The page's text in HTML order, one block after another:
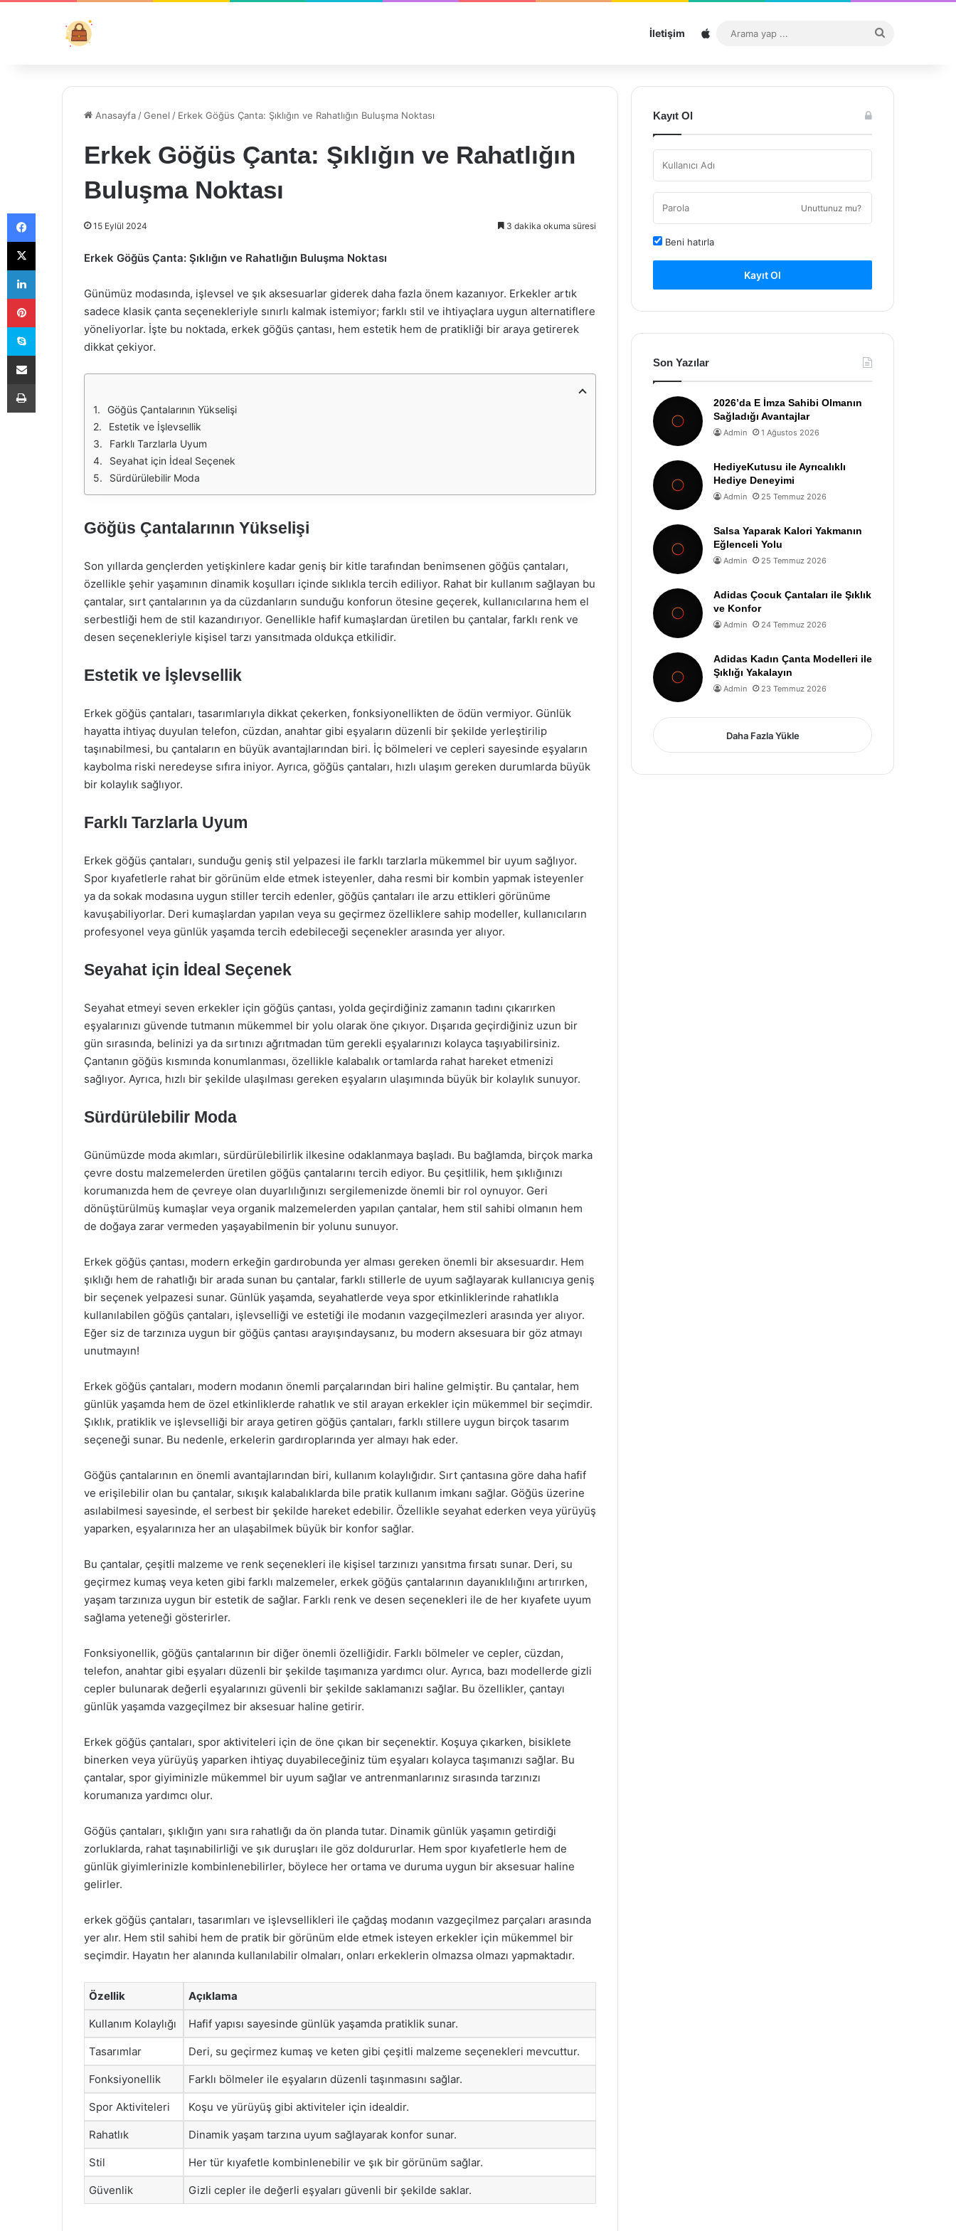
İletişim Sitemap
...
Anasayfa /Genel / Erkek Göğüs Çanta: Şıklığın ve Rahatlığın Buluşma Noktası
Erkek Göğüs Çanta: Şıklığın ve Rahatlığın
Buluşma Noktası
15 Eylül 2024 3 dakika okuma süresi
Erkek Göğüs Çanta: Şıklığın ve Rahatlığın Buluşma Noktası
Günümüz modasında, işlevsel ve şık aksesuarlar giderek daha fazla önem kazanıyor. Erkekler artık
sadece klasik çanta seçenekleriyle sınırlı kalmak istemiyor; farklı stil ve ihtiyaçlara uygun alternatiflere
yöneliyorlar. İşte bu noktada, erkek göğüs çantası, hem estetik hem de pratikliği bir araya getirerek
dikkat çekiyor.
Göğüs Çantalarının Yükselişi
Estetik ve İşlevsellik
Farklı Tarzlarla Uyum
Seyahat için İdeal Seçenek
Sürdürülebilir Moda
Göğüs Çantalarının Yükselişi
Son yıllarda gençlerden yetişkinlere kadar geniş bir kitle tarafından benimsenen göğüs çantaları,
özellikle şehir yaşamının dinamik koşulları içinde sıklıkla tercih ediliyor. Rahat bir kullanım sağlayan bu
çantalar, sırt çantalarının ya da cüzdanların sunduğu konforun ötesine geçerek, kullanıcılarına hem el
serbestliği hem de stil kazandırıyor. Genellikle hafif kumaşlardan üretilen bu çantalar, farklı renk ve
desen seçenekleriyle kişisel tarzı yansıtmada oldukça etkilidir.
Estetik ve İşlevsellik
Erkek göğüs çantaları, tasarımlarıyla dikkat çekerken, fonksiyonellikten de ödün vermiyor. Günlük
hayatta ihtiyaç duyulan telefon, cüzdan, anahtar gibi eşyaların düzenli bir şekilde yerleştirilip
taşınabilmesi, bu çantaların en büyük avantajlarından biri. İç bölmeleri ve cepleri sayesinde eşyaların
kaybolma riski neredeyse sıfıra iniyor. Ayrıca, göğüs çantaları, hızlı ulaşım gereken durumlarda büyük
bir kolaylık sağlıyor.
Farklı Tarzlarla Uyum
Erkek göğüs çantaları, sunduğu geniş stil yelpazesi ile farklı tarzlarla mükemmel bir uyum sağlıyor.
Spor kıyafetlerle rahat bir görünüm elde etmek isteyenler, daha resmi bir kombin yapmak isteyenler
ya da sokak modasına uygun stiller tercih edenler, göğüs çantaları ile arzu ettikleri görünüme
kavuşabiliyorlar. Deri kumaşlardan yapılan veya su geçirmez özelliklere sahip modeller, kullanıcıların
profesyonel veya günlük yaşamda tercih edebileceği seçenekler arasında yer alıyor.
Seyahat için İdeal Seçenek
Seyahat etmeyi seven erkekler için göğüs çantası, yolda geçirdiğiniz zamanın tadını çıkarırken
eşyalarınızı güvende tutmanın mükemmel bir yolu olarak öne çıkıyor. Dışarıda geçirdiğiniz uzun bir
gün sırasında, belinizi ya da sırtınızı ağrıtmadan tüm gerekli eşyalarınızı kolayca taşıyabilirsiniz.
Çantanın göğüs kısmında konumlanması, özellikle kalabalık ortamlarda rahat hareket etmenizi
sağlıyor. Ayrıca, hızlı bir şekilde ulaşılması gereken eşyaların ulaşımında büyük bir kolaylık sunuyor.
Sürdürülebilir Moda
Günümüzde moda akımları, sürdürülebilirlik ilkesine odaklanmaya başladı. Bu bağlamda, birçok marka
çevre dostu malzemelerden üretilen göğüs çantalarını tercih ediyor. Bu çeşitlilik, hem şıklığınızı
korumanızda hem de çevreye olan duyarlılığınızı sergilemenizde önemli bir rol oynuyor. Geri
dönüştürülmüş kumaşlar veya organik malzemelerden yapılan çantalar, hem stil sahibi olmanın hem
de doğaya zarar vermeden yaşayabilmenin bir yolunu sunuyor.
Erkek göğüs çantası, modern erkeğin gardırobunda yer alması gereken önemli bir aksesuardır. Hem
şıklığı hem de rahatlığı bir arada sunan bu çantalar, farklı stillerle de uyum sağlayarak kullanıcıya geniş
bir seçenek yelpazesi sunar. Günlük yaşamda, seyahatlerde veya spor etkinliklerinde rahatlıkla
kullanılabilen göğüs çantaları, işlevselliği ve estetiği ile modanın vazgeçilmezleri arasında yer alıyor.
Eğer siz de tarzınıza uygun bir göğüs çantası arayışındaysanız, bu modern aksesuara bir göz atmayı
unutmayın!
Erkek göğüs çantaları, modern modanın önemli parçalarından biri haline gelmiştir. Bu çantalar, hem
günlük yaşamda hem de özel etkinliklerde rahatlık ve stil arayan erkekler için mükemmel bir seçimdir.
Şıklık, pratiklik ve işlevselliği bir araya getiren göğüs çantaları, farklı stillere uygun birçok tasarım
seçeneği sunar. Bu nedenle, erkelerin gardıroplarında yer almayı hak eder.
Göğüs çantalarının en önemli avantajlarından biri, kullanım kolaylığıdır. Sırt çantasına göre daha hafif
ve erişilebilir olan bu çantalar, sıkışık kalabalıklarda bile pratik kullanım imkanı sağlar. Göğüs üzerine
asılabilmesi sayesinde, el serbest bir şekilde hareket edebilir. Özellikle seyahat ederken veya yürüyüş
yaparken, eşyalarınıza her an ulaşabilmek büyük bir konfor sağlar.
Bu çantalar, çeşitli malzeme ve renk seçenekleri ile kişisel tarzınızı yansıtma fırsatı sunar. Deri, su
geçirmez kumaş veya keten gibi farklı malzemeler, erkek göğüs çantalarının dayanıklılığını artırırken,
yaşam tarzınıza uygun bir estetik de sağlar. Farklı renk ve desen seçenekleri ile de her kıyafete uyum
sağlama yeteneği gösterirler.
Fonksiyonellik, göğüs çantalarının bir diğer önemli özelliğidir. Farklı bölmeler ve cepler, cüzdan,
telefon, anahtar gibi eşyaları düzenli bir şekilde taşımanıza yardımcı olur. Ayrıca, bazı modellerde gizli
cepler bulunarak değerli eşyalarınızı güvenli bir şekilde saklamanızı sağlar. Bu özellikler, çantayı
günlük yaşamda vazgeçilmez bir aksesuar haline getirir.
Erkek göğüs çantaları, spor aktiviteleri için de öne çıkan bir seçenektir. Koşuya çıkarken, bisiklete
binerken veya yürüyüş yaparken ihtiyaç duyabileceğiniz tüm eşyaları kolayca taşımanızı sağlar. Bu
çantalar, spor giyiminizle mükemmel bir uyum sağlar ve antrenmanlarınız sırasında tarzınızı
korumanıza yardımcı olur.
Göğüs çantaları, şıklığın yanı sıra rahatlığı da ön planda tutar. Dinamik günlük yaşamın getirdiği
zorluklarda, rahat taşınabilirliği ve şık duruşları ile göz doldururlar. Hem spor kıyafetlerle hem de
günlük giyimlerinizle kombinlenebilirler, böylece her ortama ve duruma uygun bir aksesuar haline
gelirler.
erkek göğüs çantaları, tasarımları ve işlevsellikleri ile çağdaş modanın vazgeçilmez parçaları arasında
yer alır. Hem stil sahibi hem de pratik bir görünüm elde etmek isteyen erkekler için mükemmel bir
seçimdir. Hayatın her alanında kullanılabilir olmaları, onları erkeklerin olmazsa olmazı yapmaktadır.
Özellik Açıklama
Kullanım Kolaylığı Hafif yapısı sayesinde günlük yaşamda pratiklik sunar.
Tasarımlar Deri, su geçirmez kumaş ve keten gibi çeşitli malzeme seçenekleri mevcuttur.
Fonksiyonellik Farklı bölmeler ile eşyaların düzenli taşınmasını sağlar.
Spor Aktiviteleri Koşu ve yürüyüş gibi aktiviteler için idealdir.
Rahatlık Dinamik yaşam tarzına uyum sağlayarak konfor sunar.
Stil Her tür kıyafetle kombinlenebilir ve şık bir görünüm sağlar.
Güvenlik Gizli cepler ile değerli eşyaları güvenli bir şekilde saklar.
Kayıt Ol
Unuttunuz mu?
Beni hatırla
Kayıt Ol
Son Yazılar
2026’da E İmza Sahibi Olmanın
Sağladığı Avantajlar
Admin 1 Ağustos 2026
HediyeKutusu ile Ayrıcalıklı
Hediye Deneyimi
Admin 25 Temmuz 2026
Salsa Yaparak Kalori Yakmanın
Eğlenceli Yolu
Admin 25 Temmuz 2026
Adidas Çocuk Çantaları ile Şıklık
ve Konfor
Admin 24 Temmuz 2026
Adidas Kadın Çanta Modelleri ile
Şıklığı Yakalayın
Admin 23 Temmuz 2026
Daha Fazla Yükle
Facebook
X
LinkedIn
Pinterest
Skype
E-Posta ile paylaş